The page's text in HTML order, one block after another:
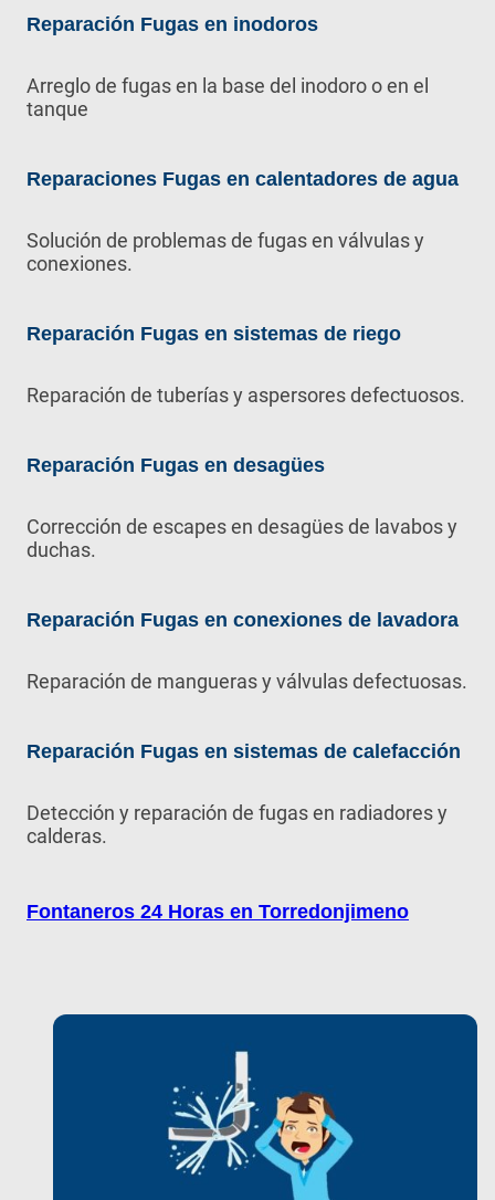
Reparación Fugas en inodoros
Arreglo de fugas en la base del inodoro o en el
tanque
Reparaciones Fugas en calentadores de agua
Solución de problemas de fugas en válvulas y
conexiones.
Reparación Fugas en sistemas de riego
Reparación de tuberías y aspersores defectuosos.
Reparación Fugas en desagües
Corrección de escapes en desagües de lavabos y
duchas.
Reparación Fugas en conexiones de lavadora
Reparación de mangueras y válvulas defectuosas.
Reparación Fugas en sistemas de calefacción
Detección y reparación de fugas en radiadores y
calderas.
Fontaneros 24 Horas en Torredonjimeno